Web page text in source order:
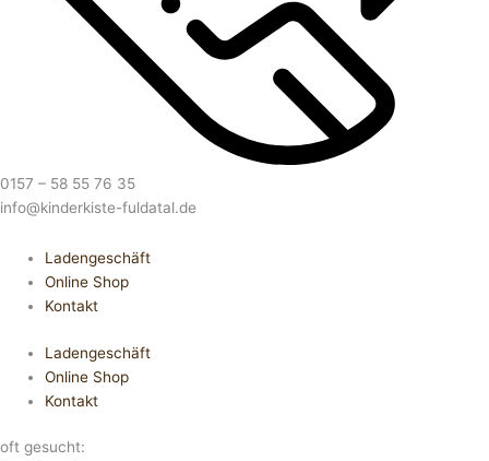
0157 – 58 55 76 35
info@kinderkiste-fuldatal.de
Ladengeschäft
Online Shop
Kontakt
Ladengeschäft
Online Shop
Kontakt
oft gesucht: